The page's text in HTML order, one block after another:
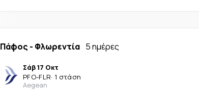
Πάφος - Φλωρεντία 5 ημέρες
Σάβ 17 Οκτ
PFO-FLR· 1 στάση
Aegean